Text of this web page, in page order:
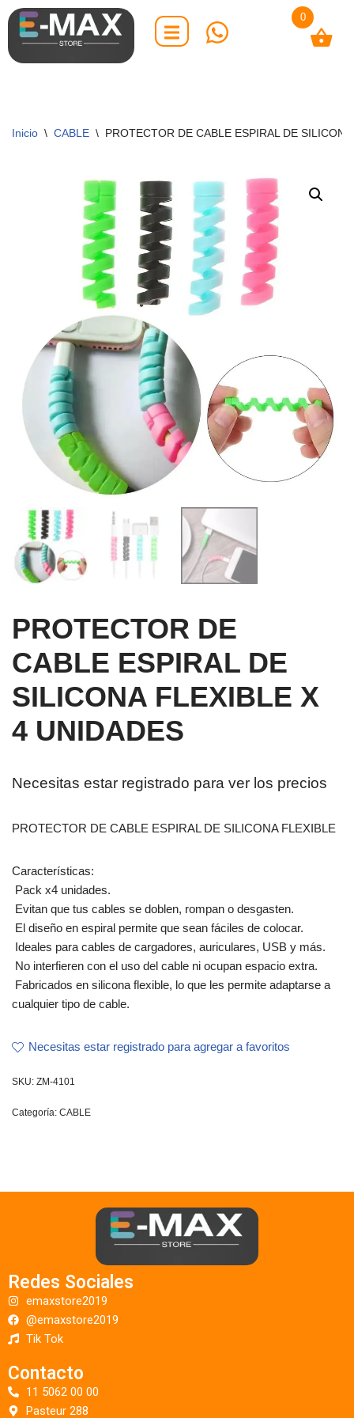
Saltar
al
Inicio \ CABLE \ PROTECTOR DE CABLE ESPIRAL DE
PROTECTOR DE
CABLE ESPIRAL DE
SILICONA FLEXIBLE X
4 UNIDADES
Necesitas estar registrado para ver los precios
PROTECTOR DE CABLE ESPIRAL DE SILICONA FLEXIBLE
Características:
 Pack x4 unidades.
 Evitan que tus cables se doblen, rompan o desgasten.
 El diseño en espiral permite que sean fáciles de colocar.
 Ideales para cables de cargadores, auriculares, USB y más.
 No interfieren con el uso del cable ni ocupan espacio extra.
 Fabricados en silicona flexible, lo que les permite adaptarse a
cualquier tipo de cable.
Necesitas estar registrado para agregar a favoritos
SKU: ZM-4101
Categoría: CABLE
Redes Sociales
emaxstore2019
@emaxstore2019
Tik Tok
Contacto
11 5062 00 00
Pasteur 288
0